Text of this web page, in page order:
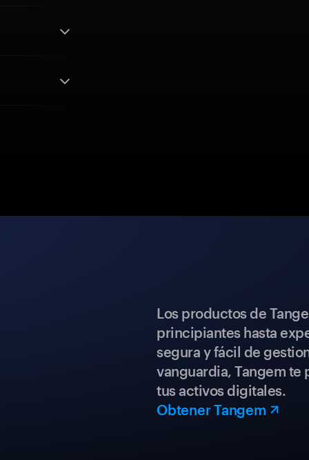
Los productos de
principiantes hasta
segura y fácil de
vanguardia, Tangem
tus activos digitales.
Obtener Tangem